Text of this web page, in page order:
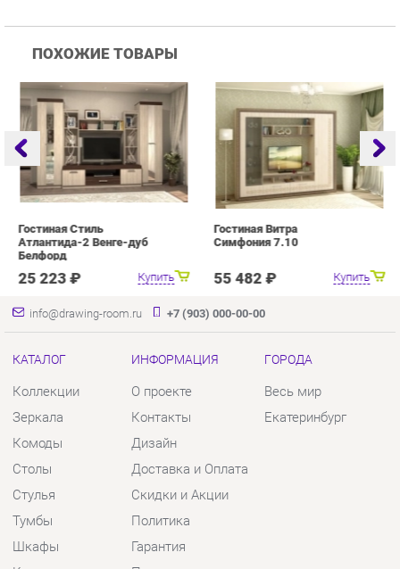
Купить
Гостиная Стиль
Атлантида-2 Венге-дуб
Белфорд
25 223 ₽ Купить
Гостиная Витра
Симфония 7.10
55 482 ₽
info@drawing-room.ru +7 (903) 000-00-00
КАТАЛОГ
Коллекции
Комоды
Тумбы
Шкафы
Комплектующие
ИНФОРМАЦИЯ
О проекте
Дизайн
Скидки и Акции
Политика
Гарантия
Помощь
ГОРОДА
Весь мир
КОНТАКТЫ
Шоурум и склад самовывоза
Адрес: г. Екатеринбург, пер.